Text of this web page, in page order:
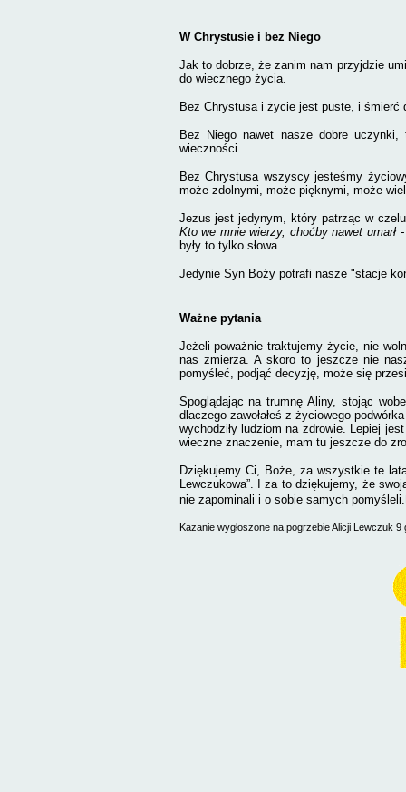
W Chrystusie i bez Niego
Jak to dobrze, że zanim nam przyjdzie
do wiecznego życia.
Bez Chrystusa i życie jest puste, i śmierć
Bez Niego nawet nasze dobre
wieczności.
Bez Chrystusa wszyscy jesteśmy
może zdolnymi, może pięknymi, może
Jezus jest jedynym, który patrząc w
Kto we mnie wierzy, choćby nawet umarł
były to tylko słowa.
Jedynie Syn Boży potrafi nasze "stacje
Ważne pytania
Jeżeli poważnie traktujemy życie, nie
nas zmierza. A skoro to jeszcze nie
pomyśleć, podjąć decyzję, może się
Spoglądając na trumnę Aliny, stojąc
dlaczego zawołałeś z życiowego
wychodziły ludziom na zdrowie. Lepiej
wieczne znaczenie, mam tu jeszcze do
Dziękujemy Ci, Boże, za wszystkie te
Lewczukowa”. I za to dziękujemy, że
nie zapominali i o sobie samych pomyśleli.
Kazanie wygłoszone na pogrzebie Alicji Lewczuk